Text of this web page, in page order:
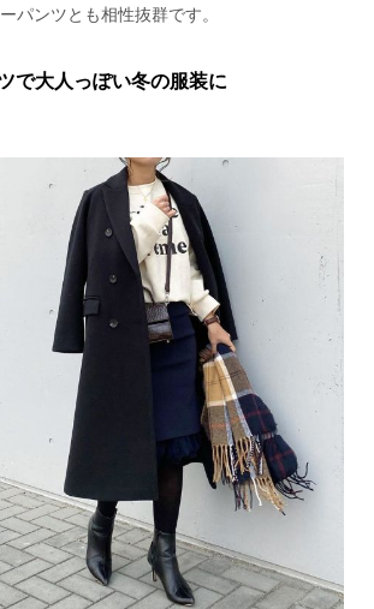
パンツとも相性抜群です。
で大人っぽい冬の服装に